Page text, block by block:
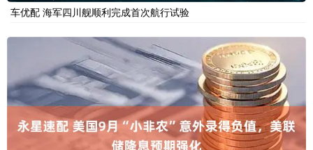
车优配 海军四川舰顺利完成首次航行试验